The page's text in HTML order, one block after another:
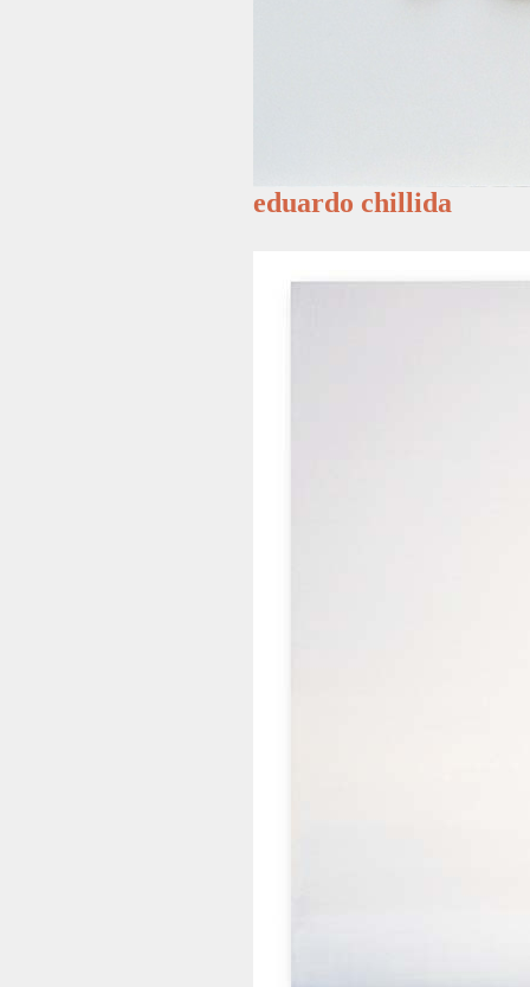
eduardo chillida